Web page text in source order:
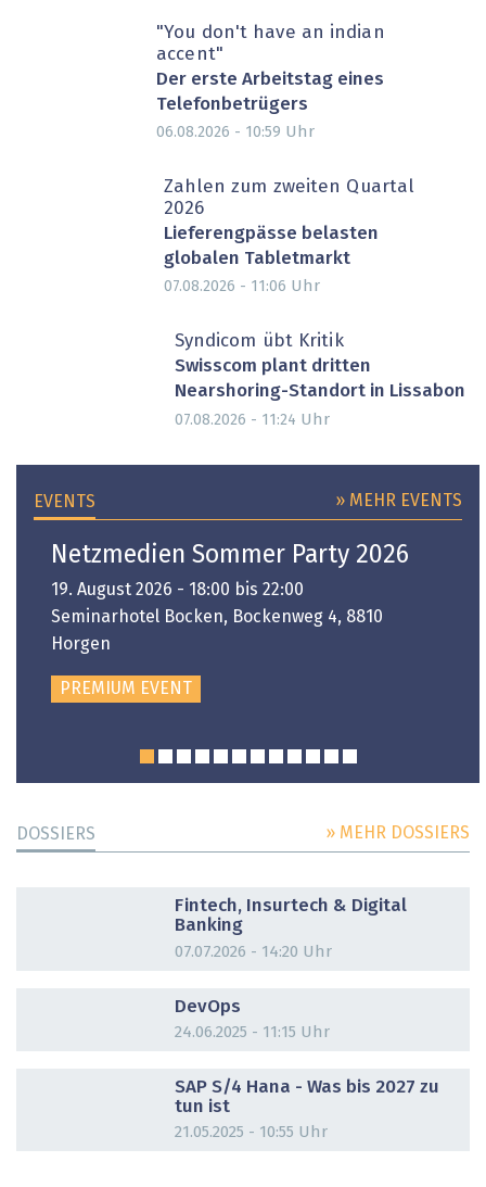
"You don't have an indian
accent"
Der erste Arbeitstag eines
Telefonbetrügers
06.08.2026 - 10:59 Uhr
Zahlen zum zweiten Quartal
2026
Lieferengpässe belasten
globalen Tabletmarkt
07.08.2026 - 11:06 Uhr
Syndicom übt Kritik
Swisscom plant dritten
Nearshoring-Standort in Lissabon
07.08.2026 - 11:24 Uhr
EVENTS » MEHR EVENTS
Netzmedien Sommer Party 2026
19. August 2026 - 18:00 bis 22:00
Seminarhotel Bocken, Bockenweg 4, 8810
Horgen
PREMIUM EVENT
DOSSIERS » MEHR DOSSIERS
Fintech, Insurtech & Digital
Banking
07.07.2026 - 14:20 Uhr
DevOps
24.06.2025 - 11:15 Uhr
SAP S/4 Hana - Was bis 2027 zu
tun ist
21.05.2025 - 10:55 Uhr